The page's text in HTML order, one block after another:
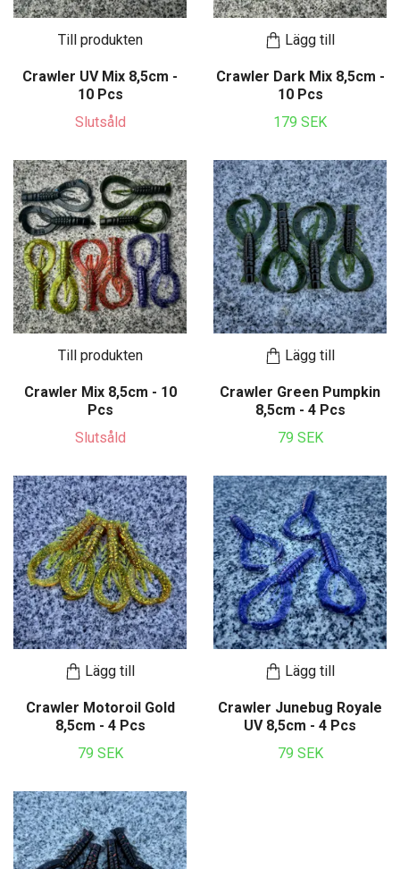
Till produkten
Crawler UV Mix 8,5cm -
10 Pcs
Slutsåld
Lägg till
Crawler Dark Mix 8,5cm -
10 Pcs
179 SEK
Till produkten
Crawler Mix 8,5cm - 10
Pcs
Slutsåld
Lägg till
Crawler Green Pumpkin
8,5cm - 4 Pcs
79 SEK
Lägg till
Crawler Motoroil Gold
8,5cm - 4 Pcs
79 SEK
Lägg till
Crawler Junebug Royale
UV 8,5cm - 4 Pcs
79 SEK